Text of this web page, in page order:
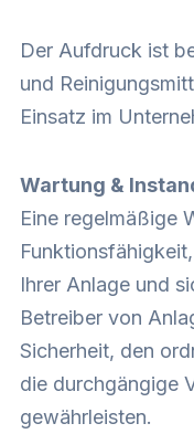
Der Aufdruck ist
und
Einsatz im
Wartung &
Eine regelmäßige
Ihrer Anlage und
Betreiber von
Sicherheit, den
die durchgängige
gewährleisten.